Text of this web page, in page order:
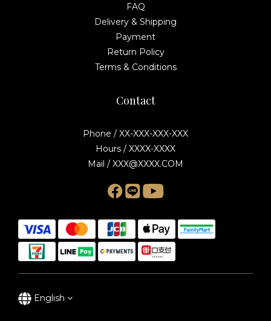
FAQ
Delivery & Shipping
Payment
Return Policy
Terms & Conditions
Contact
Phone / XX-XXX-XXX-XXX
Hours / XXXX-XXXX
Mail / XXX@XXXX.COM
English